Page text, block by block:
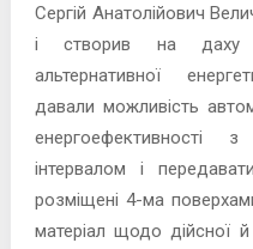
Сергій Анатолійович
і створив на даху
альтернативної
давали можливість
енергоефективності
інтервалом і
розміщені 4-ма
матеріал щодо дійсної